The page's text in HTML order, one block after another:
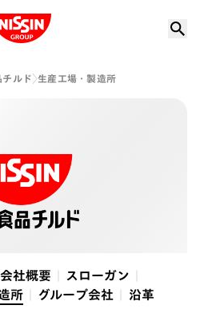
Group
チルド 生産工場・製造所
会社概要
スローガン
所 グループ会社 沿革